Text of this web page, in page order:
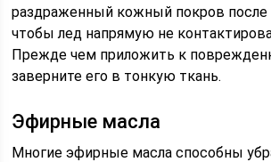
раздраженный кожный покров после
чтобы лед напрямую не
Прежде чем приложить к
заверните его в тонкую ткань.
Эфирные масла
Многие эфирные масла способны